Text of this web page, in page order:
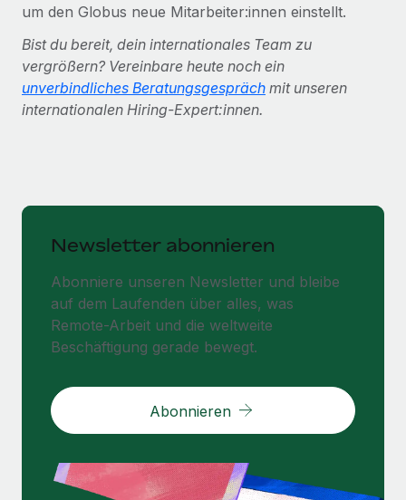
um den Globus neue Mitarbeiter:innen einstellt.
Bist du bereit, dein internationales Team zu
vergrößern? Vereinbare heute noch ein
unverbindliches Beratungsgespräch mit unseren
internationalen Hiring-Expert:innen.
Newsletter abonnieren
Abonniere unseren Newsletter und bleibe
auf dem Laufenden über alles, was
Remote-Arbeit und die weltweite
Beschäftigung gerade bewegt.
Abonnieren